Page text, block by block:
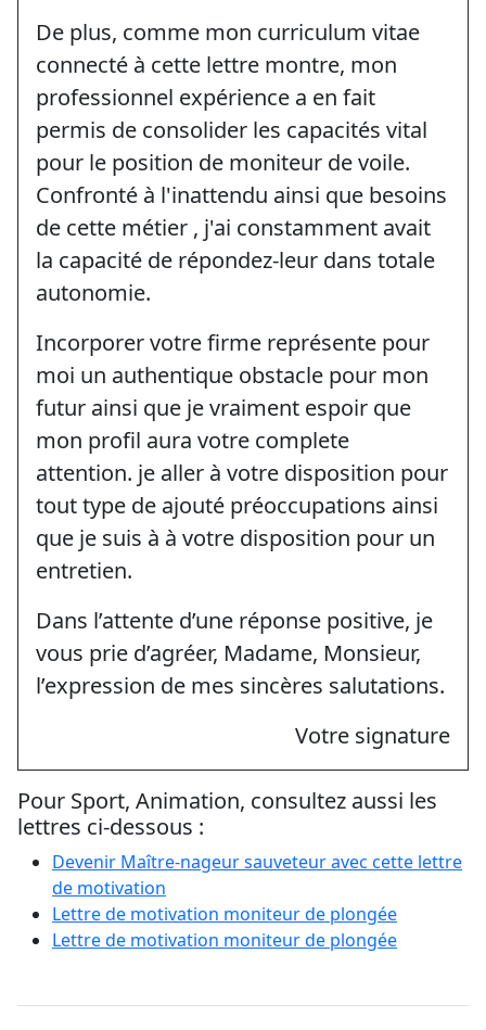
De plus, comme mon curriculum vitae
connecté à cette lettre montre, mon
professionnel expérience a en fait
permis de consolider les capacités vital
pour le position de moniteur de voile.
Confronté à l'inattendu ainsi que besoins
de cette métier , j'ai constamment avait
la capacité de répondez-leur dans totale
autonomie.
Incorporer votre firme représente pour
moi un authentique obstacle pour mon
futur ainsi que je vraiment espoir que
mon profil aura votre complete
attention. je aller à votre disposition pour
tout type de ajouté préoccupations ainsi
que je suis à à votre disposition pour un
entretien.
Dans l’attente d’une réponse positive, je
vous prie d’agréer, Madame, Monsieur,
l’expression de mes sincères salutations.
Votre signature
Pour Sport, Animation, consultez aussi les
lettres ci-dessous :
Devenir Maître-nageur sauveteur avec cette lettre
de motivation
Lettre de motivation moniteur de plongée
Lettre de motivation moniteur de plongée